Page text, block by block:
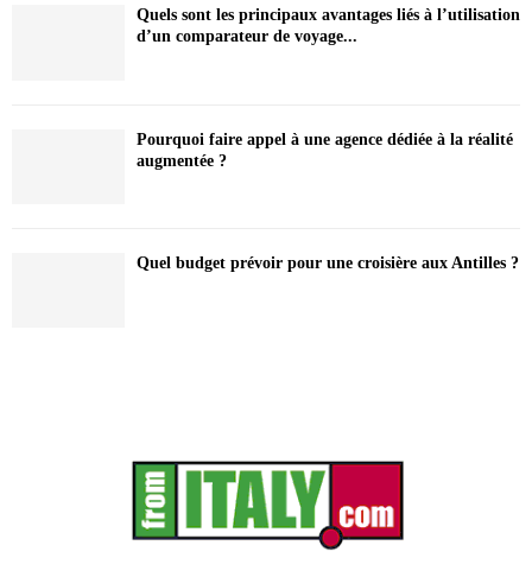
Quels sont les principaux avantages liés à l’utilisation
d’un comparateur de voyage...
Pourquoi faire appel à une agence dédiée à la réalité
augmentée ?
Quel budget prévoir pour une croisière aux Antilles ?